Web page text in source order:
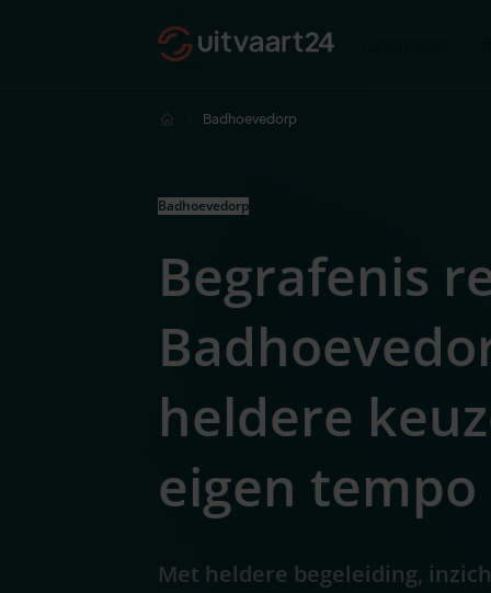
Badhoevedorp
Badhoevedorp
Begrafenis
heldere
eigen tempo
Met heldere begeleiding,